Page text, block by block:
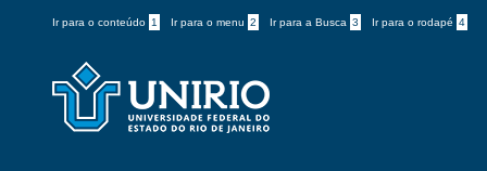
Ir para o conteúdo 1 Ir para o menu 2 Ir para a Busca 3 Ir para o rodapé 4